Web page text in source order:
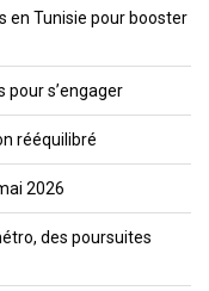
en Tunisie pour booster
pour s’engager
rééquilibré
2026
des poursuites